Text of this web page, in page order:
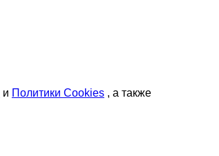
и Политики Cookies , а также